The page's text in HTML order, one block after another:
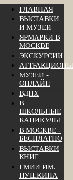
ГЛАВНАЯ
ВЫСТАВКИ
И МУЗЕИ
ЯРМАРКИ В
МОСКВЕ
ЭКСКУРСИИ
АТТРАКЦИОНЫ
МУЗЕИ -
ОНЛАЙН
ВДНХ
В
ШКОЛЬНЫЕ
КАНИКУЛЫ
В МОСКВЕ -
БЕСПЛАТНО
ВЫСТАВКИ
КНИГ
ГМИИ ИМ.
ПУШКИНА